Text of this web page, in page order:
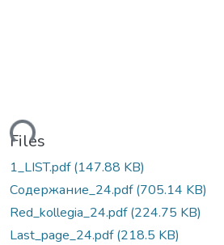
Files
1_LIST.pdf(147.88 KB)
Содержание_24.pdf(705.14 KB)
Red_kollegia_24.pdf(224.75 KB)
Last_page_24.pdf(218.5 KB)